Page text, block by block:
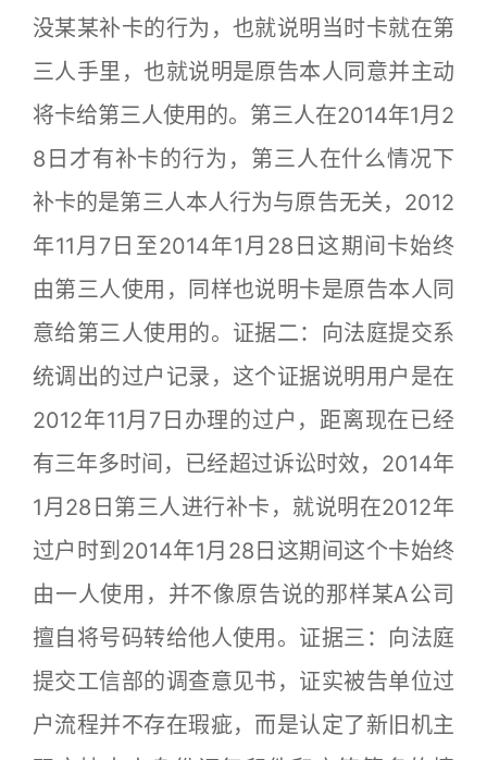
没某某补卡的行为，也就说明当时卡就在第
三人手里，也就说明是原告本人同意并主动
将卡给第三人使用的。第三人在2014年1月2
8日才有补卡的行为，第三人在什么情况下
补卡的是第三人本人行为与原告无关，2012
年11月7日至2014年1月28日这期间卡始终
由第三人使用，同样也说明卡是原告本人同
意给第三人使用的。证据二：向法庭提交系
统调出的过户记录，这个证据说明用户是在
2012年11月7日办理的过户，距离现在已经
有三年多时间，已经超过诉讼时效，2014年
1月28日第三人进行补卡，就说明在2012年
过户时到2014年1月28日这期间这个卡始终
由一人使用，并不像原告说的那样某A公司
擅自将号码转给他人使用。证据三：向法庭
提交工信部的调查意见书，证实被告单位过
户流程并不存在瑕疵，而是认定了新旧机主